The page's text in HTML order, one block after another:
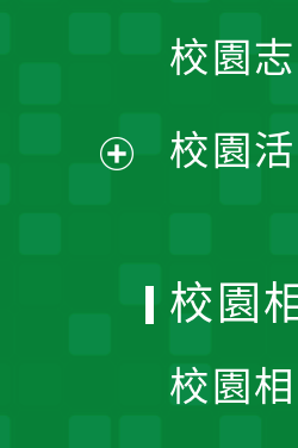
單
校園
校園
校園
校園